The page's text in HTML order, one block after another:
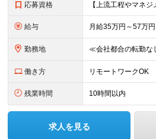
応募資格
給与
勤務地
働き方 リモートワークOK
残業時間 10時間以内
求人を見る